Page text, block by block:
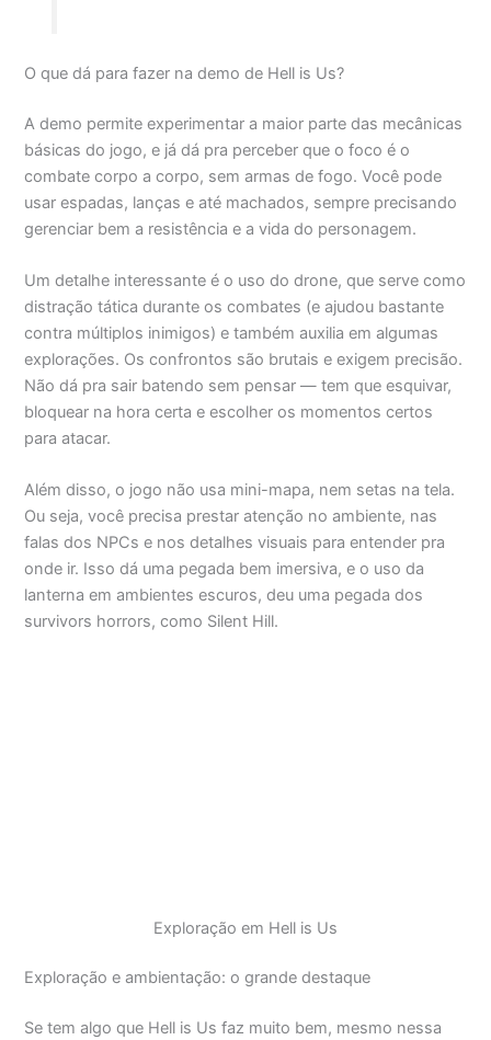
O que dá para fazer na demo de Hell is Us?
A demo permite experimentar a maior parte das mecânicas
básicas do jogo, e já dá pra perceber que o foco é o
combate corpo a corpo, sem armas de fogo. Você pode
usar espadas, lanças e até machados, sempre precisando
gerenciar bem a resistência e a vida do personagem.
Um detalhe interessante é o uso do drone, que serve como
distração tática durante os combates (e ajudou bastante
contra múltiplos inimigos) e também auxilia em algumas
explorações. Os confrontos são brutais e exigem precisão.
Não dá pra sair batendo sem pensar — tem que esquivar,
bloquear na hora certa e escolher os momentos certos
para atacar.
Além disso, o jogo não usa mini-mapa, nem setas na tela.
Ou seja, você precisa prestar atenção no ambiente, nas
falas dos NPCs e nos detalhes visuais para entender pra
onde ir. Isso dá uma pegada bem imersiva, e o uso da
lanterna em ambientes escuros, deu uma pegada dos
survivors horrors, como Silent Hill.
Exploração em Hell is Us
Exploração e ambientação: o grande destaque
Se tem algo que Hell is Us faz muito bem, mesmo nessa